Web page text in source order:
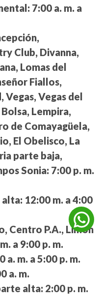
7:00 a. m. a
Club, Divanna,
Lomas del
Fiallos,
Vegas, Vegas del
Lempira,
de Comayagüela,
El Obelisco, La
parte baja,
Sonia: 7:00 p. m.
12:00 m. a 4:00
Centro P.A., Limón
a 9:00 p. m.
a. m. a 5:00 p. m.
a. m.
alta: 2:00 p. m.